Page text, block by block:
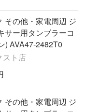
その他・家電周辺 ジ
サー用タンブラーコ
) AVA47-2482T0
スト店
その他・家電周辺 ジ